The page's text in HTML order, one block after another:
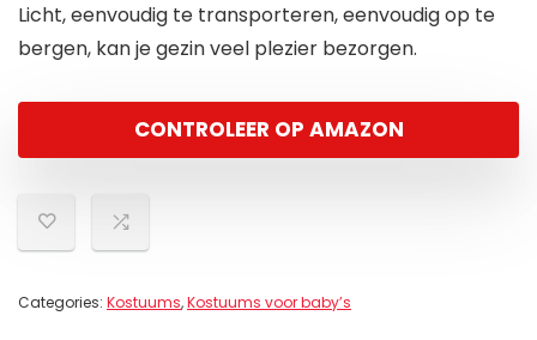
Licht, eenvoudig te transporteren, eenvoudig op te
bergen, kan je gezin veel plezier bezorgen.
CONTROLEER OP AMAZON
Categories: Kostuums,Kostuums voor baby’s